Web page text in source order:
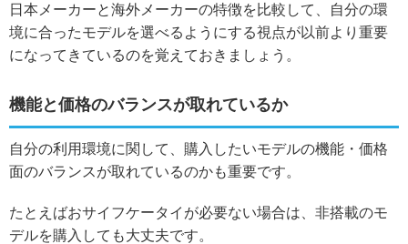
日本メーカーと海外メーカーの特徴を比較して、自分の環
境に合ったモデルを選べるようにする視点が以前より重要
になってきているのを覚えておきましょう。
機能と価格のバランスが取れているか
自分の利用環境に関して、購入したいモデルの機能・価格
面のバランスが取れているのかも重要です。
たとえばおサイフケータイが必要ない場合は、非搭載のモ
デルを購入しても大丈夫です。